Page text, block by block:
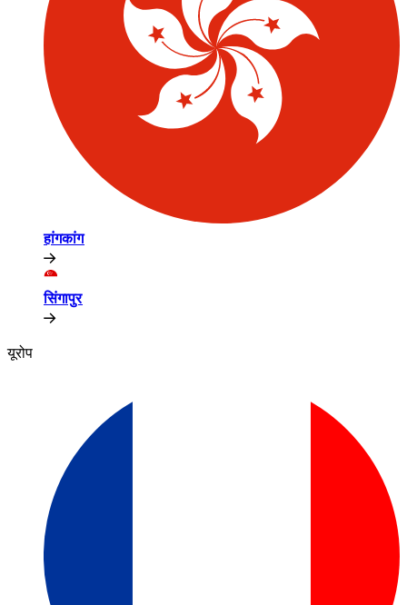
हांगकांग​​
सिंगापुर​​
यूरोप​​